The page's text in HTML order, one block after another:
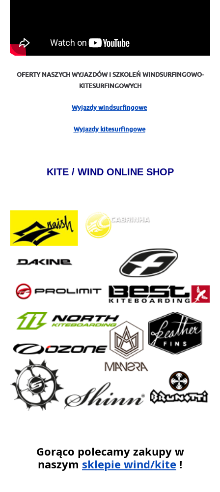
OFERTY NASZYCH WYJAZDÓW I SZKOLEŃ WINDSURFINGOWO-
KITESURFINGOWYCH
Wyjazdy windsurfingowe
Wyjazdy kitesurfingowe
KITE / WIND ONLINE SHOP
Gorąco polecamy zakupy w
naszym sklepie wind/kite !